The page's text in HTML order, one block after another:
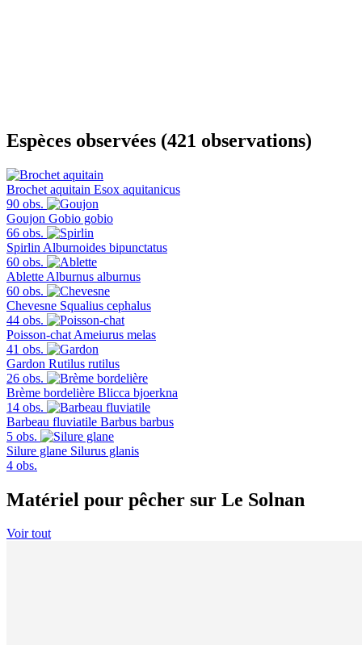
Espèces observées (421 observations)
Brochet aquitain Esox aquitanicus
90 obs.
Goujon Gobio gobio
66 obs.
Spirlin Alburnoides bipunctatus
60 obs.
Ablette Alburnus alburnus
60 obs.
Chevesne Squalius cephalus
44 obs.
Poisson-chat Ameiurus melas
41 obs.
Gardon Rutilus rutilus
26 obs.
Brème bordelière Blicca bjoerkna
14 obs.
Barbeau fluviatile Barbus barbus
5 obs.
Silure glane Silurus glanis
4 obs.
Matériel pour pêcher sur Le Solnan
Voir tout